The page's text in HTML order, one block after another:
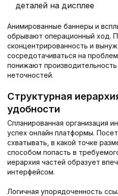
деталей на дисплее
Анимированные баннеры и
обрывают операционный ход.
сконцентрированность и
сосредотачиваться на
понижают
неточностей.
Структурная
удобности
Спланированная организация
успех онлайн платформы.
схватывать, в какой точке
способом попасть в
иерархия частей образует
интерфейсом.
Логичная упорядоченность